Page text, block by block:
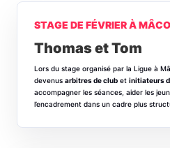
STAGE DE FÉVRIER À
Thomas et Tom
Lors du stage organisé par la Ligue à
devenus arbitres de club et initiateurs
accompagner les séances, aider les
l’encadrement dans un cadre plus